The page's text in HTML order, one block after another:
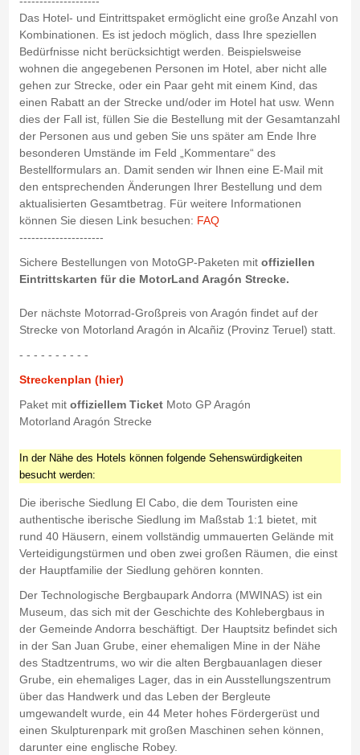
Das Hotel- und Eintrittspaket ermöglicht eine große Anzahl von
Kombinationen. Es ist jedoch möglich, dass Ihre speziellen
Bedürfnisse nicht berücksichtigt werden. Beispielsweise
wohnen die angegebenen Personen im Hotel, aber nicht alle
gehen zur Strecke, oder ein Paar geht mit einem Kind, das
einen Rabatt an der Strecke und/oder im Hotel hat usw. Wenn
dies der Fall ist, füllen Sie die Bestellung mit der Gesamtanzahl
der Personen aus und geben Sie uns später am Ende Ihre
besonderen Umstände im Feld „Kommentare“ des
Bestellformulars an. Damit senden wir Ihnen eine E-Mail mit
den entsprechenden Änderungen Ihrer Bestellung und dem
aktualisierten Gesamtbetrag. Für weitere Informationen
können Sie diesen Link besuchen: FAQ
---------------------
Sichere Bestellungen von MotoGP-Paketen mitoffiziellen
Eintrittskarten für die MotorLand Aragón Strecke.
Der nächste Motorrad-Großpreis von Aragón findet auf der
Strecke von Motorland Aragón in Alcañiz (Provinz Teruel) statt.
- - - - - - - - - -
Streckenplan (hier)
Paket mitoffiziellem TicketMoto GP Aragón
Motorland Aragón Strecke
In der Nähe des Hotels können folgende Sehenswürdigkeiten
besucht werden:
Die iberische Siedlung El Cabo, die dem Touristen eine
authentische iberische Siedlung im Maßstab 1:1 bietet, mit
rund 40 Häusern, einem vollständig ummauerten Gelände mit
Verteidigungstürmen und oben zwei großen Räumen, die einst
der Hauptfamilie der Siedlung gehören konnten.
Der Technologische Bergbaupark Andorra (MWINAS) ist ein
Museum, das sich mit der Geschichte des Kohlebergbaus in
der Gemeinde Andorra beschäftigt. Der Hauptsitz befindet sich
in der San Juan Grube, einer ehemaligen Mine in der Nähe
des Stadtzentrums, wo wir die alten Bergbauanlagen dieser
Grube, ein ehemaliges Lager, das in ein Ausstellungszentrum
über das Handwerk und das Leben der Bergleute
umgewandelt wurde, ein 44 Meter hohes Fördergerüst und
einen Skulpturenpark mit großen Maschinen sehen können,
darunter eine englische Robey.